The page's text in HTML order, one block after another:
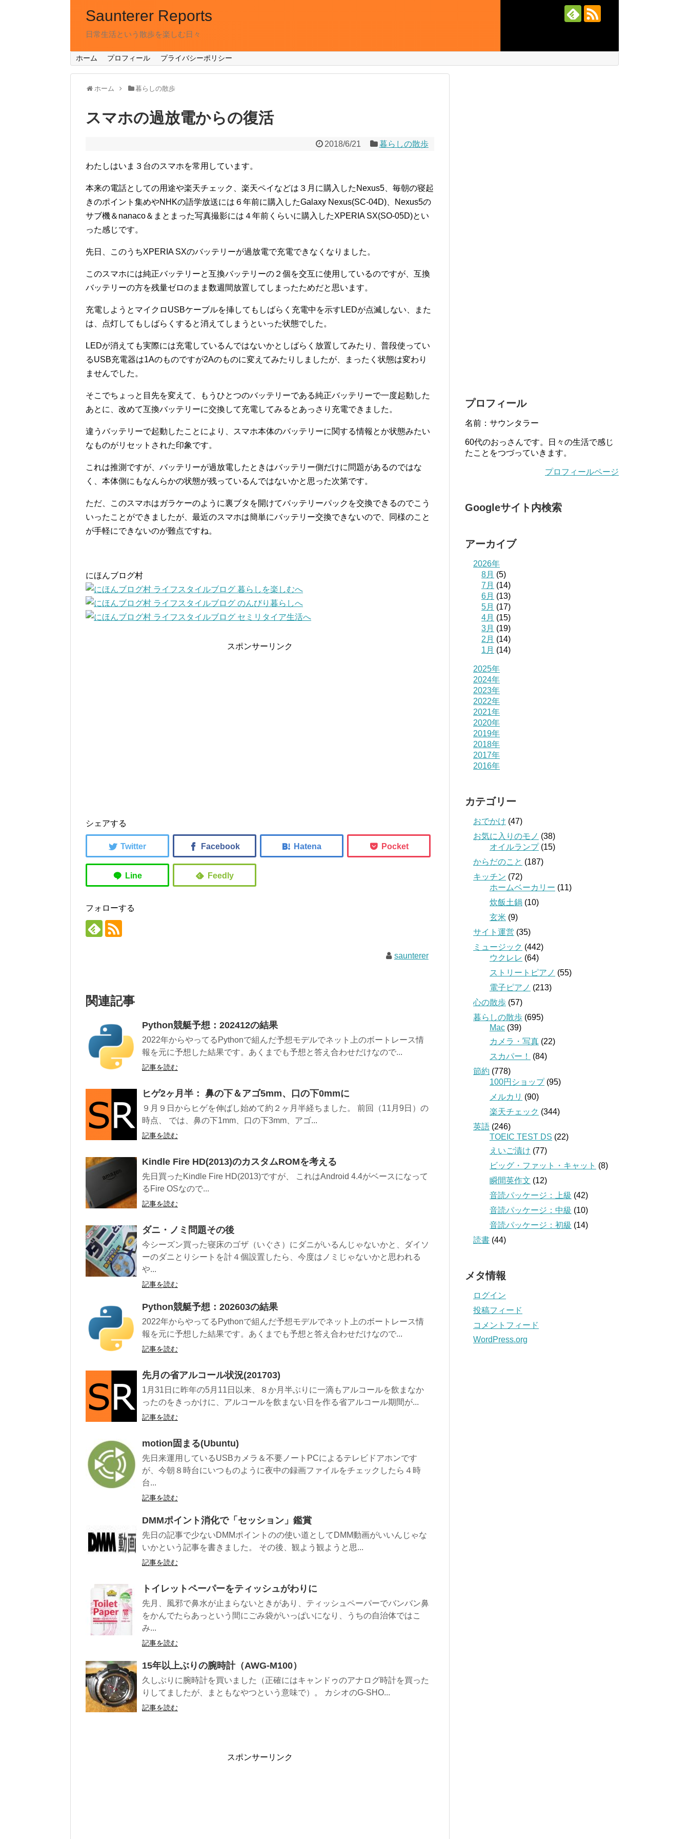
Saunterer Reports
日常生活という散歩を楽しむ日々
ホーム プロフィール プライバシーポリシー
ホーム 暮らしの散歩
スマホの過放電からの復活
2018/6/21 暮らしの散歩
わたしはいま３台のスマホを常用しています。
本来の電話としての用途や楽天チェック、楽天ペイなどは３月に購入したNexus5、毎朝の寝起
きのポイント集めやNHKの語学放送には６年前に購入したGalaxy Nexus(SC-04D)、Nexus5の
サブ機＆nanaco＆まとまった写真撮影には４年前くらいに購入したXPERIA SX(SO-05D)とい
った感じです。
先日、このうちXPERIA SXのバッテリーが過放電で充電できなくなりました。
このスマホには純正バッテリーと互換バッテリーの２個を交互に使用しているのですが、互換
バッテリーの方を残量ゼロのまま数週間放置してしまったためだと思います。
充電しようとマイクロUSBケーブルを挿してもしばらく充電中を示すLEDが点滅しない、また
は、点灯してもしばらくすると消えてしまうといった状態でした。
LEDが消えても実際には充電しているんではないかとしばらく放置してみたり、普段使ってい
るUSB充電器は1Aのものですが2Aのものに変えてみたりしましたが、まったく状態は変わり
ませんでした。
そこでちょっと目先を変えて、もうひとつのバッテリーである純正バッテリーで一度起動した
あとに、改めて互換バッテリーに交換して充電してみるとあっさり充電できました。
違うバッテリーで起動したことにより、スマホ本体のバッテリーに関する情報とか状態みたい
なものがリセットされた印象です。
これは推測ですが、バッテリーが過放電したときはバッテリー側だけに問題があるのではな
く、本体側にもなんらかの状態が残っているんではないかと思った次第です。
ただ、このスマホはガラケーのように裏ブタを開けてバッテリーパックを交換できるのでこう
いったことができましたが、最近のスマホは簡単にバッテリー交換できないので、同様のこと
が手軽にできないのが難点ですね。
にほんブログ村
スポンサーリンク
シェアする
フォローする
saunterer
関連記事
Python競艇予想：202412の結果
2022年からやってるPythonで組んだ予想モデルでネット上のボートレース情
報を元に予想した結果です。あくまでも予想と答え合わせだけなので...
記事を読む
ヒゲ2ヶ月半： 鼻の下＆アゴ5mm、口の下0mmに
９月９日からヒゲを伸ばし始めて約２ヶ月半経ちました。 前回（11月9日）の
時点、 では、鼻の下1mm、口の下3mm、アゴ...
記事を読む
Kindle Fire HD(2013)のカスタムROMを考える
先日買ったKindle Fire HD(2013)ですが、 これはAndroid 4.4がベースになって
るFire OSなので...
記事を読む
ダニ・ノミ問題その後
今シーズン買った寝床のゴザ（いぐさ）にダニがいるんじゃないかと、ダイソ
ーのダニとりシートを計４個設置したら、今度はノミじゃないかと思われる
や...
記事を読む
Python競艇予想：202603の結果
2022年からやってるPythonで組んだ予想モデルでネット上のボートレース情
報を元に予想した結果です。あくまでも予想と答え合わせだけなので...
記事を読む
先月の省アルコール状況(201703)
1月31日に昨年の5月11日以来、８か月半ぶりに一滴もアルコールを飲まなか
ったのをきっかけに、アルコールを飲まない日を作る省アルコール期間が...
記事を読む
motion固まる(Ubuntu)
先日来運用しているUSBカメラ＆不要ノートPCによるテレビドアホンです
が、今朝８時台にいつものように夜中の録画ファイルをチェックしたら４時
台...
記事を読む
DMMポイント消化で「セッション」鑑賞
先日の記事で少ないDMMポイントのの使い道としてDMM動画がいいんじゃな
いかという記事を書きました。 その後、観よう観ようと思...
記事を読む
トイレットペーパーをティッシュがわりに
先月、風邪で鼻水が止まらないときがあり、ティッシュペーパーでバンバン鼻
をかんでたらあっという間にごみ袋がいっぱいになり、うちの自治体ではこ
み...
記事を読む
15年以上ぶりの腕時計（AWG-M100）
久しぶりに腕時計を買いました（正確にはキャンドゥのアナログ時計を買った
りしてましたが、まともなやつという意味で）。 カシオのG-SHO...
記事を読む
スポンサーリンク
プロフィール
名前：サウンタラー
60代のおっさんです。日々の生活で感じ
たことをつづっていきます。
プロフィールページ
Googleサイト内検索
アーカイブ
2026年
8月 (5)
7月 (14)
6月 (13)
5月 (17)
4月 (15)
3月 (19)
2月 (14)
1月 (14)
2025年
2024年
2023年
2022年
2021年
2020年
2019年
2018年
2017年
2016年
カテゴリー
おでかけ (47)
お気に入りのモノ (38)
オイルランプ(15)
からだのこと (187)
キッチン (72)
ホームベーカリー (11)
炊飯土鍋 (10)
玄米 (9)
サイト運営 (35)
ミュージック (442)
ウクレレ (64)
ストリートピアノ (55)
電子ピアノ (213)
心の散歩 (57)
暮らしの散歩 (695)
Mac (39)
カメラ・写真 (22)
スカパー！
(84)
節約 (778)
100円ショップ(95)
メルカリ (90)
楽天チェック (344)
英語 (246)
TOEIC TEST DS (22)
えいご漬け (77)
ビッグ・ファット・キャット (8)
瞬間英作文 (12)
音読パッケージ：上級 (42)
音読パッケージ：中級 (10)
音読パッケージ：初級 (14)
読書 (44)
メタ情報
ログイン
投稿フィード
コメントフィード
WordPress.org